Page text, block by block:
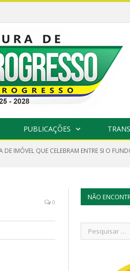
PUBLICAÇÕES
IMÓVEL QUE CELEBRAM ENTRE SI O
0
NÃO